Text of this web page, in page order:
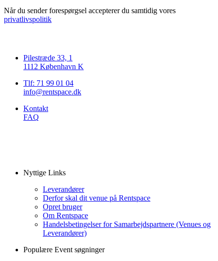
Når du sender forespørgsel accepterer du samtidig vores
privatlivspolitik
Pilestræde 33, 1
1112 København K
Tlf: 71 99 01 04
info@rentspace.dk
Kontakt
FAQ
Nyttige Links
Leverandører
Derfor skal dit venue på Rentspace
Opret bruger
Om Rentspace
Handelsbetingelser for Samarbejdspartnere (Venues og
Leverandører)
Populære Event søgninger